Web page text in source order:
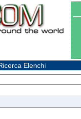
Elenchi